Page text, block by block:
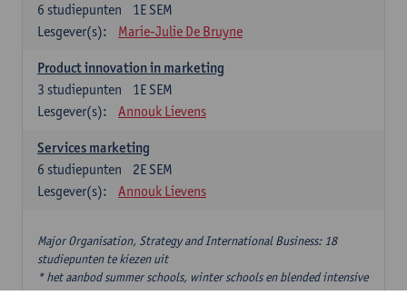
1E SEM
6 studiepunten
Lesgever(s):
Marie-Julie De Bruyne
Product innovation in marketing
1E SEM
3 studiepunten
Lesgever(s):
Annouk Lievens
Services marketing
2E SEM
6 studiepunten
Lesgever(s):
Annouk Lievens
Major Organisation, Strategy and International Business: 18
studiepunten te kiezen uit
* het aanbod summer schools, winter schools en blended intensive